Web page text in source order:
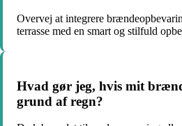
Overvej at integrere
terrasse med en smart og stilfuld
Hvad gør jeg, hvis mit
grund af regn?